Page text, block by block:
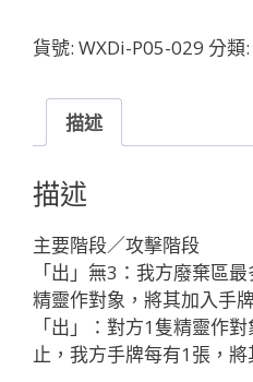
ま
ま
☆
ど
が
ー
ん
「黑
色
輔
助
貨號: WXDi-P05-029 分類:
描述
描述
主要階段／攻擊階段
「出」無3：我方廢棄區
精靈作對象，將其加入手
「出」：對方1隻精靈作
止，我方手牌每有1張，將